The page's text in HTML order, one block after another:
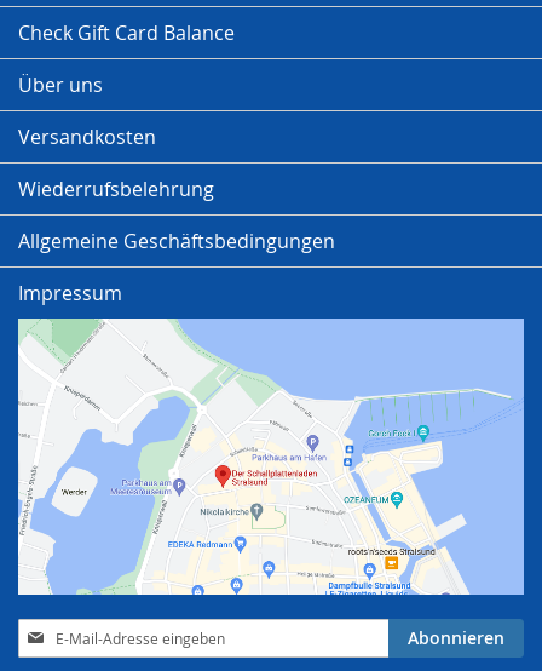
Check Gift Card Balance
Über uns
Versandkosten
Wiederrufsbelehrung
Allgemeine Geschäftsbedingungen
Impressum
Anmeldung
zum
Abonnieren